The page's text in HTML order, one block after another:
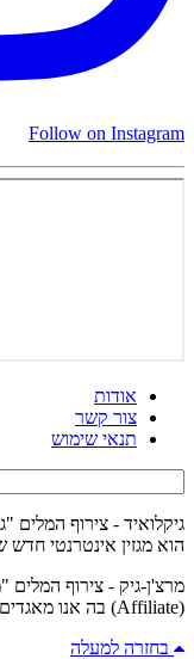
Follow on Instagram
אודות
צור קשר
תנאי שימוש
גיקלואיד - צירוף המלים
הוא מגזין אינטרנטי
מרצ'ן-גיק - צירוף המלים
(Affiliate) בה אנו מאגדים מוצרים מגניבים מרחבי הרשת.
בחזרה למעלה